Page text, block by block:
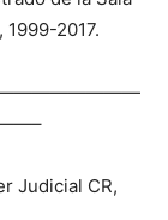
2017.
Judicial CR,